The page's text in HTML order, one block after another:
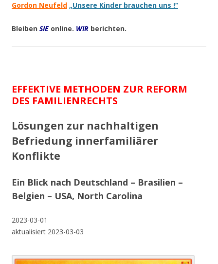
Gordon Neufeld „Unsere Kinder brauchen uns !“
Bleiben SIE online. WIR berichten.
EFFEKTIVE METHODEN ZUR REFORM
DES FAMILIENRECHTS
Lösungen zur nachhaltigen
Befriedung innerfamiliärer
Konflikte
Ein Blick nach Deutschland – Brasilien –
Belgien – USA, North Carolina
2023-03-01
aktualisiert 2023-03-03